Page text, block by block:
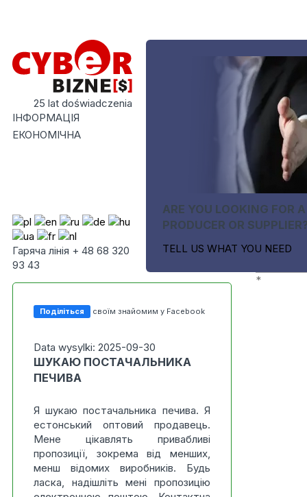
25 lat doświadczenia
ІНФОРМАЦІЯ
ЕКОНОМІЧНА
Гаряча лінія + 48 68 320
93 43
ARE YOU LOOKING FOR A
PRODUCER OR
TELL US WHAT YOU NEED
Поділіться своїм знайомим у Facebook
Data wysylki: 2025-09-30
ШУКАЮ ПОСТАЧАЛЬНИКА
ПЕЧИВА
Я шукаю постачальника печива. Я
естонський оптовий продавець.
Мене цікавлять привабливі
пропозиції, зокрема від менших,
менш відомих виробників. Будь
ласка, надішліть мені пропозицію
*